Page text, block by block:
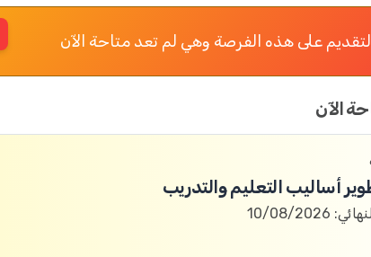
التقديم على هذه الفرصة وهي لم تعد متاحة الآن
الآن
أساليب التعليم والتدريب
08/2026